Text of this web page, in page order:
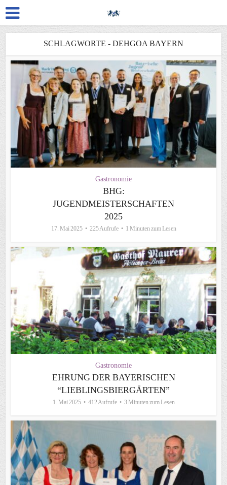
SCHLAGWORTE - DEHGOA BAYERN
Gastronomie
BHG:
JUGENDMEISTERSCHAFTEN
2025
17. Mai 2025 225 Aufrufe 1 Minuten zum Lesen
Gastronomie
EHRUNG DER BAYERISCHEN
“LIEBLINGSBIERGÄRTEN”
1. Mai 2025 412 Aufrufe 3 Minuten zum Lesen